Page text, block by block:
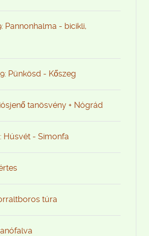
Pannonhalma - bicikli,
Pünkösd - Kőszeg
tanösvény + Nógrád
Húsvét - Simonfa
túra